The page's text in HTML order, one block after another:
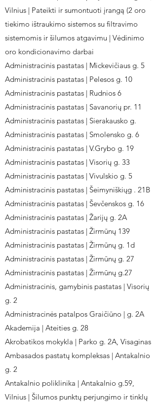
Vilnius | Pateikti ir sumontuoti įrangą (2 oro
tiekimo ištraukimo sistemos su filtravimo
sistemomis ir šilumos atgavimu | Vėdinimo
oro kondicionavimo darbai
Administracinis pastatas | Mickevičiaus g. 5
Administracinis pastatas | Pelesos g. 10
Administracinis pastatas | Rudnios 6
Administracinis pastatas | Savanorių pr. 11
Administracinis pastatas | Sierakausko g.
Administracinis pastatas | Smolensko g. 6
Administracinis pastatas | V.Grybo g. 19
Administracinis pastatas | Visorių g. 33
Administracinis pastatas | Vivulskio g. 5
Administracinis pastatas | Šeimyniškiųg . 21B
Administracinis pastatas | Ševčenskos g. 16
Administracinis pastatas | Žarijų g. 2A
Administracinis pastatas | Žirmūnų 139
Administracinis pastatas | Žirmūnų g. 1d
Administracinis pastatas | Žirmūnų g. 27
Administracinis pastatas | Žirmūnų g.27
Administracinis, gamybinis pastatas | Visorių
g. 2
Administracinės patalpos Graičiūno | g. 2A
Akademija | Ateities g. 28
Akrobatikos mokykla | Parko g. 2A, Visaginas
Ambasados pastatų kompleksas | Antakalnio
g. 2
Antakalnio poliklinika | Antakalnio g.59,
Vilnius | Šilumos punktų perjungimo ir tinklų